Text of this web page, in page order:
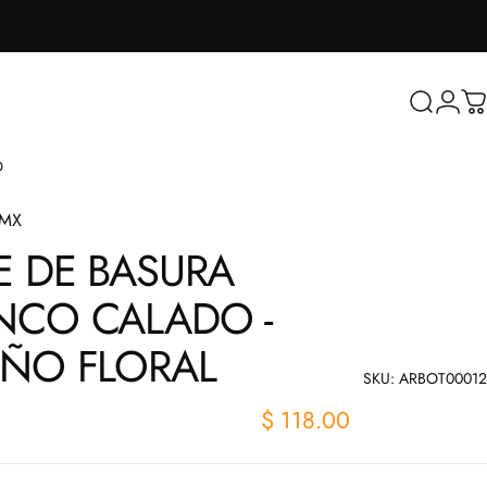
Buscar
DE BASURA
CALADO-
FLORAL SKU: ARBOT00012
$ 118.00